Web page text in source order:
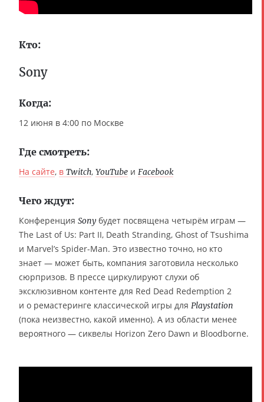
Кто:
Sony
Когда:
12 июня в 4:00 по Москве
Где смотреть:
На сайте, в Twitch, YouTube и Facebook
Чего ждут:
Конференция Sony будет посвящена четырём играм —
The Last of Us: Part II, Death Stranding, Ghost of Tsushima
и Marvel’s Spider-Man. Это известно точно, но кто
знает — может быть, компания заготовила несколько
сюрпризов. В прессе циркулируют слухи об
эксклюзивном контенте для Red Dead Redemption 2
и о ремастеринге классической игры для Playstation
(пока неизвестно, какой именно). А из области менее
вероятного — сиквелы Horizon Zero Dawn и Bloodborne.